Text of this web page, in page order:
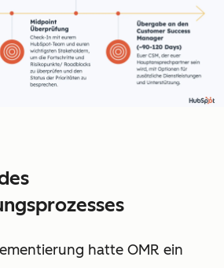
hatte OMR ein